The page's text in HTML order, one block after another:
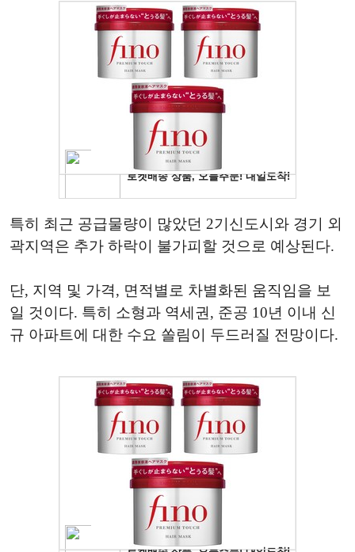
특히 최근 공급물량이 많았던 2기신도시와 경기 외
곽지역은 추가 하락이 불가피할 것으로 예상된다.
단, 지역 및 가격, 면적별로 차별화된 움직임을 보
일 것이다. 특히 소형과 역세권, 준공 10년 이내 신
규 아파트에 대한 수요 쏠림이 두드러질 전망이다.